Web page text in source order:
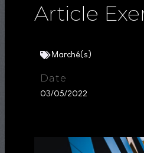
Article
Marché(s)
Date
03/05/2022